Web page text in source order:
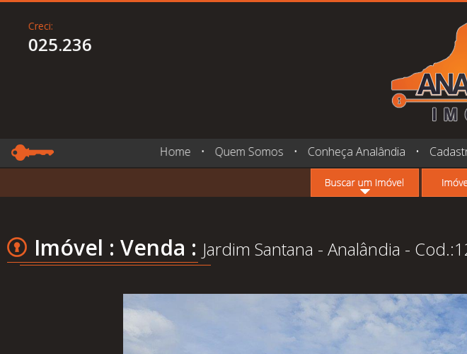
Creci:
025.236
Home • Quem Somos • Conheça Analândia •
Imóvel : Venda : Jardim Santana - Analândia -